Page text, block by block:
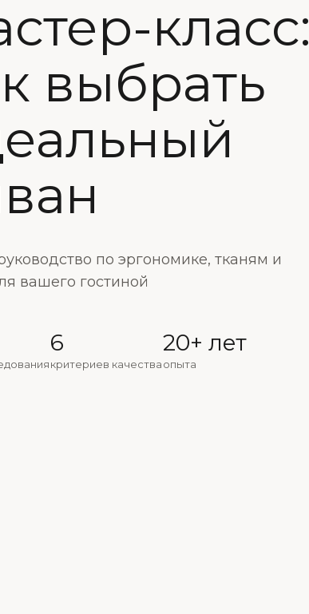
класс:
выбрать
по эргономике, тканям и
вашего гостиной
6
критериев качества
20+ лет
опыта